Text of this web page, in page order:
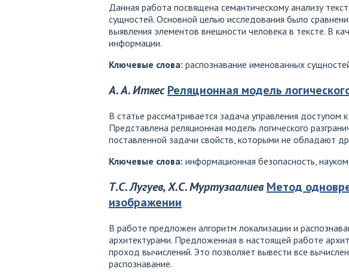
Данная работа посвящена семантическому анализу
сущностей. Основной целью исследования было
выявления элементов внешности человека в тексте. В
информации.
Ключевые слова: распознавание именованных
А. А. Иткес Реляционная модель
В статье рассматривается задача управления
Представлена реляционная модель логического
поставленной задачи свойств, которыми не обладают
Ключевые слова: информационная безопасность,
Т.С. Лугуев, Х.С. Муртузаалиев Метод
изображении
В работе предложен алгоритм локализации и
архитектурами. Предложенная в настоящей работе
проход вычислений. Это позволяет вывести все
распознавание.